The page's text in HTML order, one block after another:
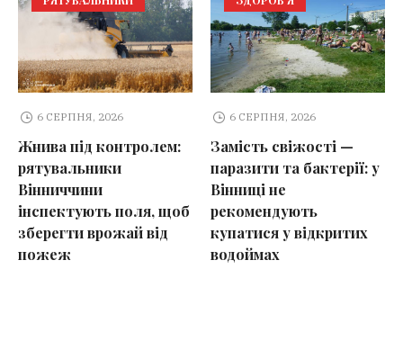
6 СЕРПНЯ, 2026
Жнива під контролем:
рятувальники
Вінниччини
інспектують поля, щоб
зберегти врожай від
пожеж
6 СЕРПНЯ, 2026
Замість свіжості —
паразити та бактерії: у
Вінниці не
рекомендують
купатися у відкритих
водоймах